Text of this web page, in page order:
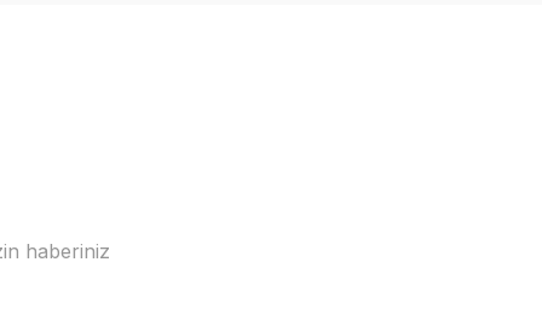
haberiniz